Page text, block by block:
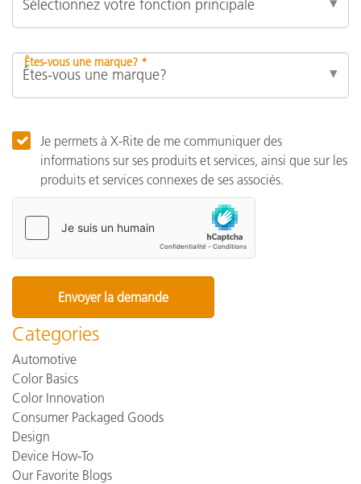
Êtes-vous une marque? *
Je permets à X-Rite de me communiquer des
informations sur ses produits et services, ainsi que sur les
produits et services connexes de ses associés.
Categories
Automotive
Color Basics
Color Innovation
Consumer Packaged Goods
Design
Device How-To
Our Favorite Blogs